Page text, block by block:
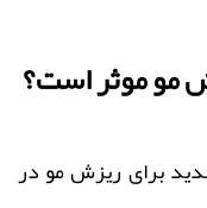
مو موثر است؟
برای ریزش مو در